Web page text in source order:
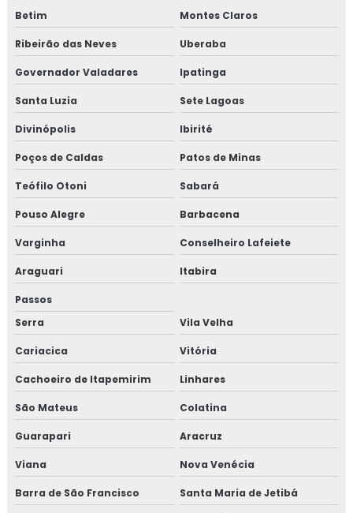
Betim Montes Claros
Ribeirão das Neves Uberaba
Governador Valadares Ipatinga
Santa Luzia Sete Lagoas
Divinópolis Ibirité
Poços de Caldas Patos de Minas
Teófilo Otoni Sabará
Pouso Alegre Barbacena
Varginha Conselheiro Lafeiete
Araguari Itabira
Passos
Serra
Vila Velha
Cariacica Vitória
Cachoeiro de Itapemirim Linhares
São Mateus Colatina
Guarapari Aracruz
Viana Nova Venécia
Barra de São Francisco Santa Maria de Jetibá